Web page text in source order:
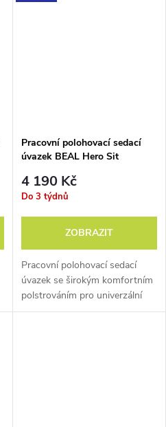
Pracovní polohovací sedací
úvazek BEAL Hero Sit
4 190 Kč
Do 3 týdnů
ZOBRAZIT
Pracovní polohovací sedací
úvazek se širokým komfortním
polstrováním pro univerzální
použití.